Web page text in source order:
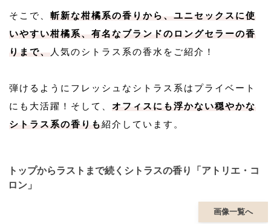
そこで、 斬新な柑橘系の香りから、ユニセックスに使
いやすい柑橘系、有名なブランドのロングセラーの香
りまで、
人気のシトラス系の香水をご紹介！
弾けるようにフレッシュなシトラス系はプライベート
にも大活躍！そして、 オフィスにも浮かない穏やかな
シトラス系の香りも紹介しています。
トップからラストまで続くシトラスの香り「アトリエ・コ
ロン」
画像一覧へ